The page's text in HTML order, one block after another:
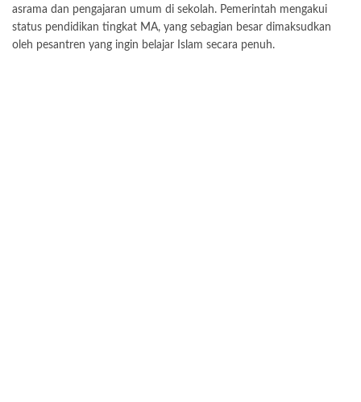
asrama dan pengajaran umum di sekolah. Pemerintah mengakui
status pendidikan tingkat MA, yang sebagian besar dimaksudkan
oleh pesantren yang ingin belajar Islam secara penuh.